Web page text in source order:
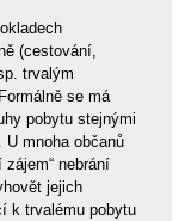
(cestování,
trvalým
se má
pobytu stejnými
mnoha občanů
nebrání
jejich
k trvalému pobytu